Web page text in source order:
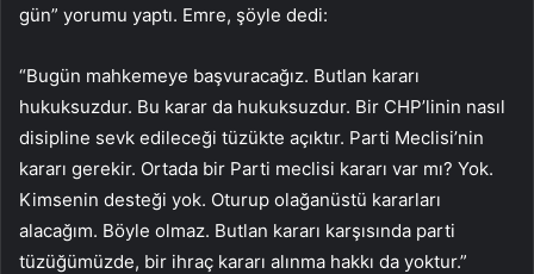
gün” yorumu yaptı. Emre, şöyle dedi:
“Bugün mahkemeye başvuracağız. Butlan kararı
hukuksuzdur. Bu karar da hukuksuzdur. Bir CHP’linin nasıl
disipline sevk edileceği tüzükte açıktır. Parti Meclisi’nin
kararı gerekir. Ortada bir Parti meclisi kararı var mı? Yok.
Kimsenin desteği yok. Oturup olağanüstü kararları
alacağım. Böyle olmaz. Butlan kararı karşısında parti
tüzüğümüzde, bir ihraç kararı alınma hakkı da yoktur.”